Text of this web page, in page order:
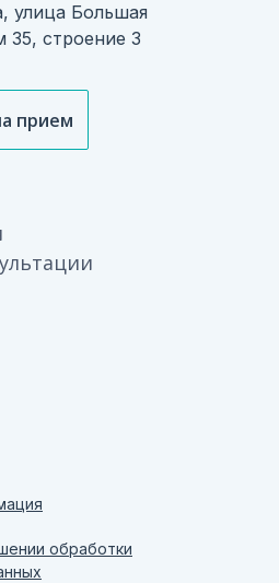
улица Большая
35, строение 3
обработки
прием